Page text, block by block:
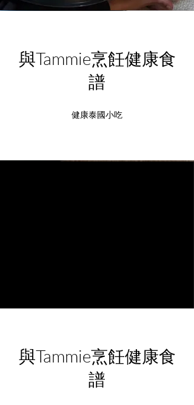
與Tammie烹飪健康食
譜
健康泰國小吃
與Tammie烹飪健康食
譜